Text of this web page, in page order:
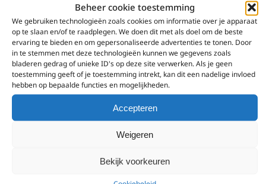
Beheer cookie toestemming
We gebruiken technologieën zoals cookies om informatie over je apparaat
op te slaan en/of te raadplegen. We doen dit met als doel om de beste
ervaring te bieden en om gepersonaliseerde advertenties te tonen. Door
in te stemmen met deze technologieën kunnen we gegevens zoals
bladeren gedrag of unieke ID's op deze site verwerken. Als je geen
toestemming geeft of je toestemming intrekt, kan dit een nadelige invloed
hebben op bepaalde functies en mogelijkheden.
Accepteren
Weigeren
Bekijk voorkeuren
20 januari 2022
RELEASE: DERDE MY HERO ACADEMIA FILM IN
DE BIOSCOOP VANAF 27 JANUARI!
Ga jij er heen? ????